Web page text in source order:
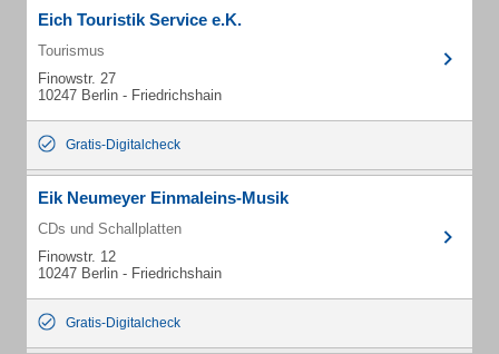
Eich Touristik Service e.K.
Tourismus
Finowstr. 27
10247 Berlin - Friedrichshain
Gratis-Digitalcheck
Eik Neumeyer Einmaleins-Musik
CDs und Schallplatten
Finowstr. 12
10247 Berlin - Friedrichshain
Gratis-Digitalcheck